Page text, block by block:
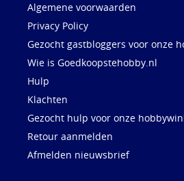
Algemene voorwaarden
Privacy Policy
Gezocht gastbloggers voor onze
Wie is Goedkoopstehobby.nl
Hulp
Klachten
Gezocht hulp voor onze
Retour aanmelden
Afmelden nieuwsbrief